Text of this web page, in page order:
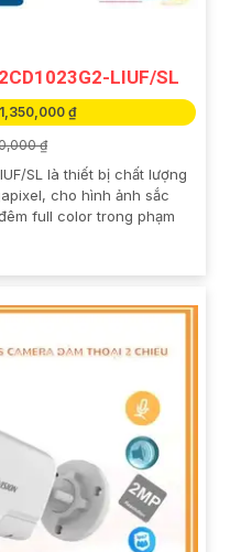
LIUF/SL
₫
₫
SL là thiết bị chất lượng
cho hình ảnh sắc
full color trong phạm